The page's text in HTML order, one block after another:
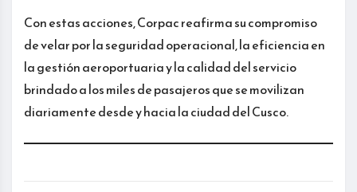
Con estas acciones, Corpac reafirma su compromiso
de velar por la seguridad operacional, la eficiencia en
la gestión aeroportuaria y la calidad del servicio
brindado a los miles de pasajeros que se movilizan
diariamente desde y hacia la ciudad del Cusco.